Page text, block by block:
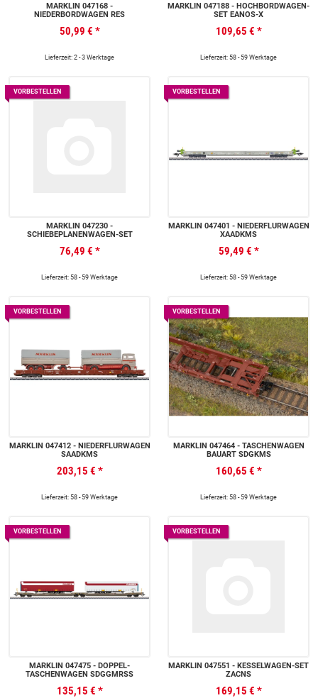
MÄRKLIN 047168 -
NIEDERBORDWAGEN RES
50,99 € *
Lieferzeit: 2 - 3 Werktage
MÄRKLIN 047188 - HOCHBORDWAGEN-
SET EANOS-X
109,65 € *
Lieferzeit: 58 - 59 Werktage
VORBESTELLEN
MÄRKLIN 047230 -
SCHIEBEPLANENWAGEN-SET
76,49 € *
Lieferzeit: 58 - 59 Werktage
VORBESTELLEN
MÄRKLIN 047401 - NIEDERFLURWAGEN
XAADKMS
59,49 € *
Lieferzeit: 58 - 59 Werktage
VORBESTELLEN
MÄRKLIN 047412 - NIEDERFLURWAGEN
SAADKMS
203,15 € *
Lieferzeit: 58 - 59 Werktage
VORBESTELLEN
MÄRKLIN 047464 - TASCHENWAGEN
BAUART SDGKMS
160,65 € *
Lieferzeit: 58 - 59 Werktage
VORBESTELLEN
MÄRKLIN 047475 - DOPPEL-
TASCHENWAGEN SDGGMRSS
135,15 € *
VORBESTELLEN
MÄRKLIN 047551 - KESSELWAGEN-SET
ZACNS
169,15 € *